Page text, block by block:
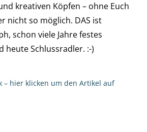
kreativen Köpfen – ohne Euch
nicht so möglich. DAS ist
schon viele Jahre festes
heute Schlussradler. :-)
– hier klicken um den Artikel auf